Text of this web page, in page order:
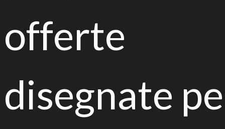
Verso una strategia europea per la
protezione del suolo
offerte
disegnate